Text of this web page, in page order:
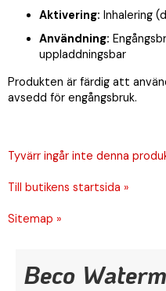
Aktivering: Inhalering
Användning:
uppladdningsbar
Produkten är färdig att
avsedd för engångsbruk.
Tyvärr ingår inte denna
Till butikens startsida »
Sitemap »
Beco